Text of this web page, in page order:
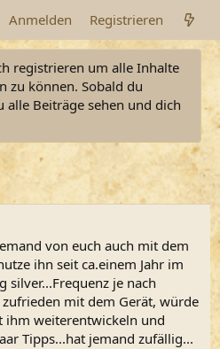
Anmelden Registrieren
registrieren um alle Inhalte
zu können. Sobald du
Beiträge sehen und dich
von euch auch mit dem
ihn seit ca.einem Jahr im
silver...Frequenz je nach
mit dem Gerät, würde
ihm weiterentwickeln und
Tipps...hat jemand zufällig...